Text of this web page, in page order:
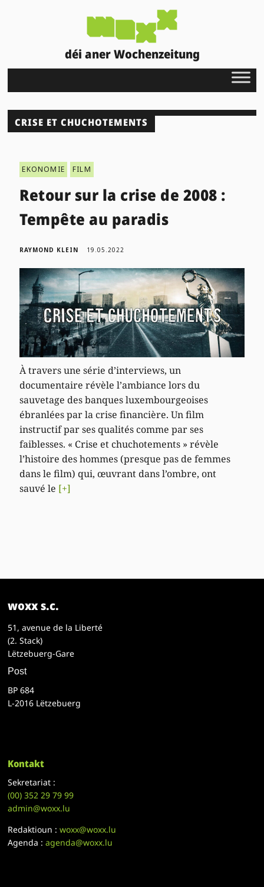
déi aner Wochenzeitung
CRISE ET CHUCHOTEMENTS
EKONOMIE FILM
Retour sur la crise de 2008 :
Tempête au paradis
RAYMOND KLEIN 19.05.2022
À travers une série d’interviews, un
documentaire révèle l’ambiance lors du
sauvetage des banques luxembourgeoises
ébranlées par la crise financière. Un film
instructif par ses qualités comme par ses
faiblesses. « Crise et chuchotements » révèle
l’histoire des hommes (presque pas de femmes
dans le film) qui, œuvrant dans l’ombre, ont
sauvé le [+]
woxx s.c.
51, avenue de la Liberté
(2. Stack)
Lëtzebuerg-Gare
Post
BP 684
L-2016 Lëtzebuerg
Kontakt
Sekretariat :
(00)352 29 79 99
admin@woxx.lu
Redaktioun :woxx@woxx.lu
Agenda :agenda@woxx.lu